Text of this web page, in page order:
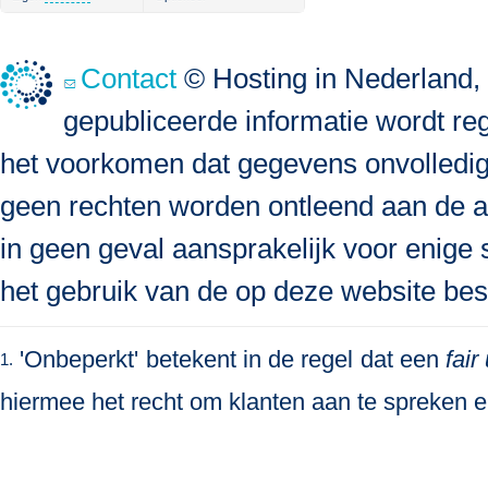
Contact © Hosting in
gepubliceerde informatie wordt
het voorkomen dat gegevens
geen rechten worden ontleend aan de
in geen geval aansprakelijk voor
het gebruik van de op deze website
1. 'Onbeperkt' betekent in de regel dat een fair
hiermee het recht om klanten aan te spreken